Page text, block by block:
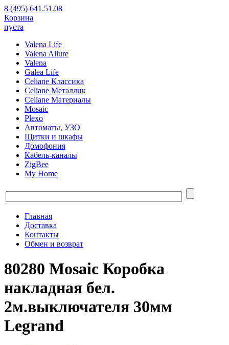
8 (495) 641.51.08
Корзина
пуста
Valena Life
Valena Allure
Valena
Galea Life
Celiane Классика
Celiane Металлик
Celiane Материалы
Mosaic
Plexo
Автоматы, УЗО
Щитки и шкафы
Домофония
Кабель-каналы
ZigBee
My Home
Главная
Доставка
Контакты
Обмен и возврат
80280 Mosaic Коробка
накладная бел.
2м.выключателя 30мм
Legrand